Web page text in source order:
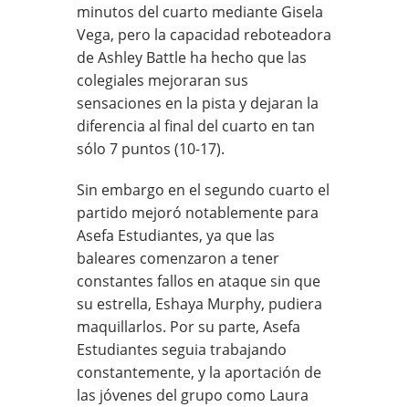
minutos del cuarto mediante Gisela
Vega, pero la capacidad reboteadora
de Ashley Battle ha hecho que las
colegiales mejoraran sus
sensaciones en la pista y dejaran la
diferencia al final del cuarto en tan
sólo 7 puntos (10-17).
Sin embargo en el segundo cuarto el
partido mejoró notablemente para
Asefa Estudiantes, ya que las
baleares comenzaron a tener
constantes fallos en ataque sin que
su estrella, Eshaya Murphy, pudiera
maquillarlos. Por su parte, Asefa
Estudiantes seguia trabajando
constantemente, y la aportación de
las jóvenes del grupo como Laura